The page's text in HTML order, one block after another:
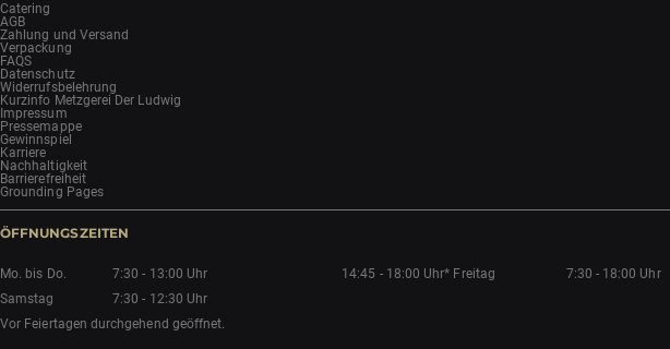
Catering
AGB
Zahlung und Versand
Verpackung
FAQS
Datenschutz
Widerrufsbelehrung
Kurzinfo Metzgerei Der Ludwig
Impressum
Pressemappe
Gewinnspiel
Karriere
Nachhaltigkeit
Barrierefreiheit
Grounding Pages
ÖFFNUNGSZEITEN
Mo. bis Do. 7:30 - 13:00 Uhr 14:45 - 18:00 Uhr* Freitag
7:30 - 18:00 Uhr
Samstag
7:30 - 12:30 Uhr
Vor Feiertagen durchgehend geöffnet.